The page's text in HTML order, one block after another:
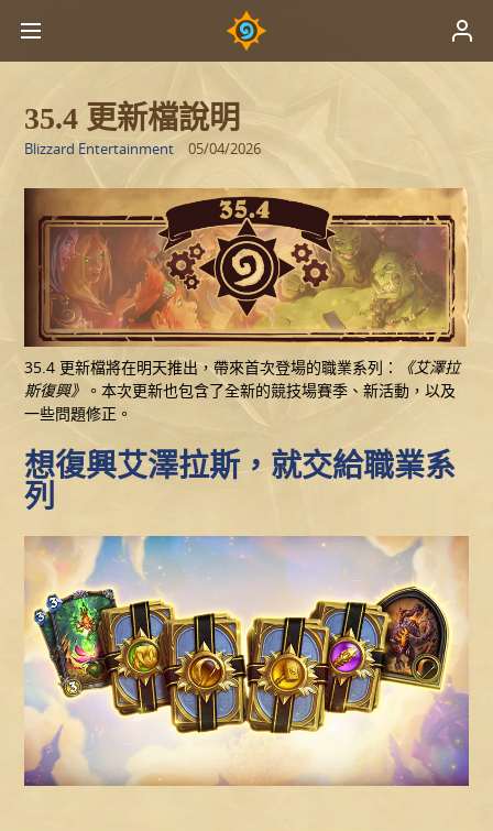
35.4 更新檔說明
Blizzard Entertainment 05/04/2026
35.4 更新檔將在明天推出，帶來首次登場的職業系列：
《艾澤拉
斯復興》 。本次更新也包含了全新的競技場賽季、新活動，以及
一些問題修正。
想復興艾澤拉斯，就交給職業系
列